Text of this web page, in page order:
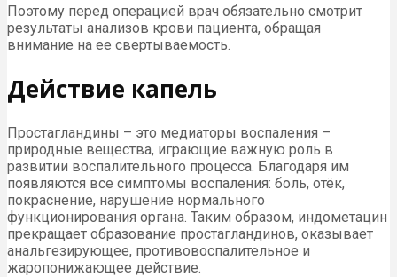
Поэтому перед операцией врач обязательно смотрит
результаты анализов крови пациента, обращая
внимание на ее свертываемость.
Действие капель
Простагландины – это медиаторы воспаления –
природные вещества, играющие важную роль в
развитии воспалительного процесса. Благодаря им
появляются все симптомы воспаления: боль, отёк,
покраснение, нарушение нормального
функционирования органа. Таким образом, индометацин
прекращает образование простагландинов, оказывает
анальгезирующее, противовоспалительное и
жаропонижающее действие.